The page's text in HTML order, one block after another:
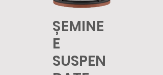
ȘEMINE
E
SUSPEN